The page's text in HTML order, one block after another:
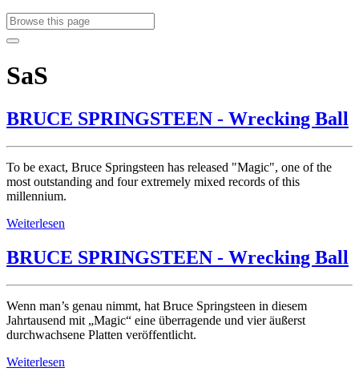
SaS
BRUCE SPRINGSTEEN - Wrecking Ball
To be exact, Bruce Springsteen has released "Magic", one of the
most outstanding and four extremely mixed records of this
millennium.
Weiterlesen
BRUCE SPRINGSTEEN - Wrecking Ball
Wenn man’s genau nimmt, hat Bruce Springsteen in diesem
Jahrtausend mit „Magic“ eine überragende und vier äußerst
durchwachsene Platten veröffentlicht.
Weiterlesen